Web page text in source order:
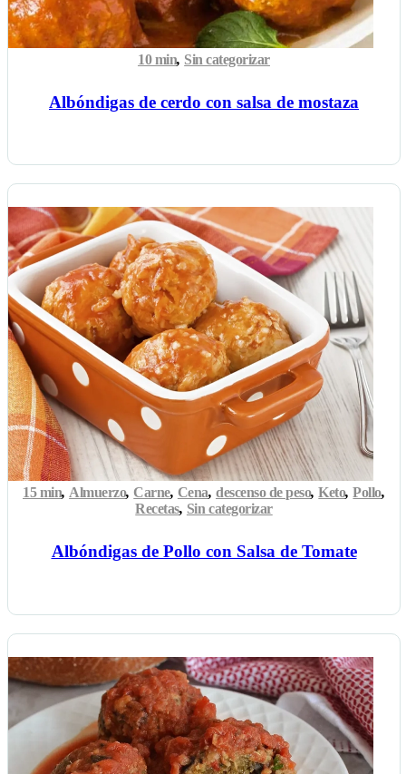
Albóndigas de cerdo con salsa de mostaza
10 min, Sin categorizar
Albóndigas de Pollo con Salsa de Tomate
15 min,Almuerzo, Carne, Cena, descenso de peso,Keto,Pollo,
Recetas, Sin categorizar